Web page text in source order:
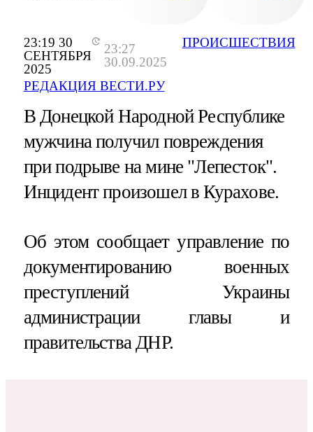
23:19 30
СЕНТЯБРЯ
2025
23:27
30.09.2025
РЕДАКЦИЯ ВЕСТИ.РУ
ПРОИСШЕСТВИЯ
В Донецкой Народной Республике
мужчина получил повреждения
при подрыве на мине "Лепесток".
Инцидент произошел в Курахове.
Об этом сообщает управление по
документированию военных
преступлений Украины
администрации главы и
правительства ДНР.